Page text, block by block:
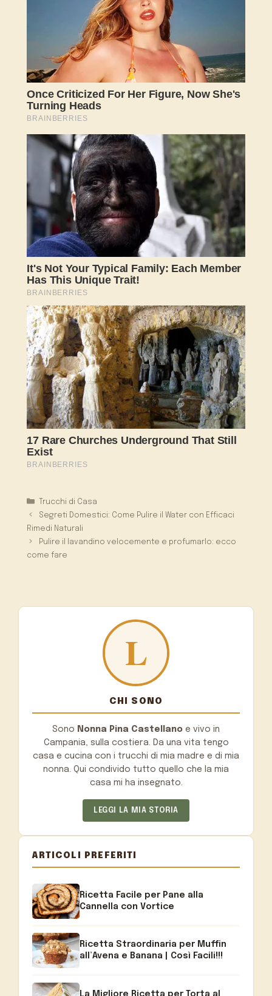
Categorie
Trucchi di Casa
Segreti Domestici: Come Pulire il Water con Efficaci
Rimedi Naturali
Pulire il lavandino velocemente e profumarlo: ecco
come fare
CHI SONO
Sono Nonna Pina Castellano e vivo in
Campania, sulla costiera. Da una vita tengo
casa e cucina con i trucchi di mia madre e di mia
nonna. Qui condivido tutto quello che la mia
casa mi ha insegnato.
LEGGI LA MIA STORIA
ARTICOLI PREFERITI
Ricetta Facile per Pane alla
Cannella con Vortice
Ricetta Straordinaria per Muffin
all’Avena e Banana | Così Facili!!!
La Migliore Ricetta per Torta al